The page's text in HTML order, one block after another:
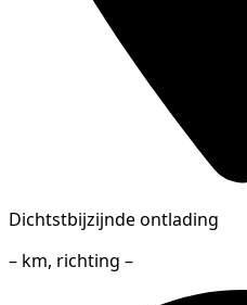
Dichtstbijzijnde ontlading
– km, richting –